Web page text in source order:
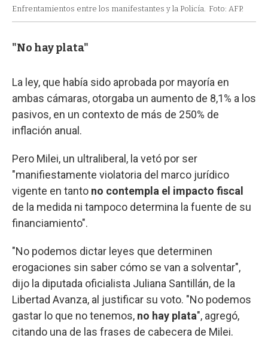
Enfrentamientos entre los manifestantes y la Policía. Foto: AFP.
"No hay plata"
La ley, que había sido aprobada por mayoría en
ambas cámaras, otorgaba un aumento de 8,1% a los
pasivos, en un contexto de más de 250% de
inflación anual.
Pero Milei, un ultraliberal, la vetó por ser
"manifiestamente violatoria del marco jurídico
vigente en tanto no contempla el impacto fiscal
de la medida ni tampoco determina la fuente de su
financiamiento".
"No podemos dictar leyes que determinen
erogaciones sin saber cómo se van a solventar",
dijo la diputada oficialista Juliana Santillán, de la
Libertad Avanza, al justificar su voto. "No podemos
gastar lo que no tenemos, no hay plata", agregó,
citando una de las frases de cabecera de Milei.